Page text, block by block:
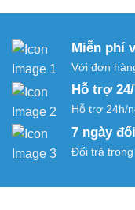
Miễn phí
Với đơn
Hỗ trợ
Hỗ trợ 24h/
7 ngày
Đổi trả